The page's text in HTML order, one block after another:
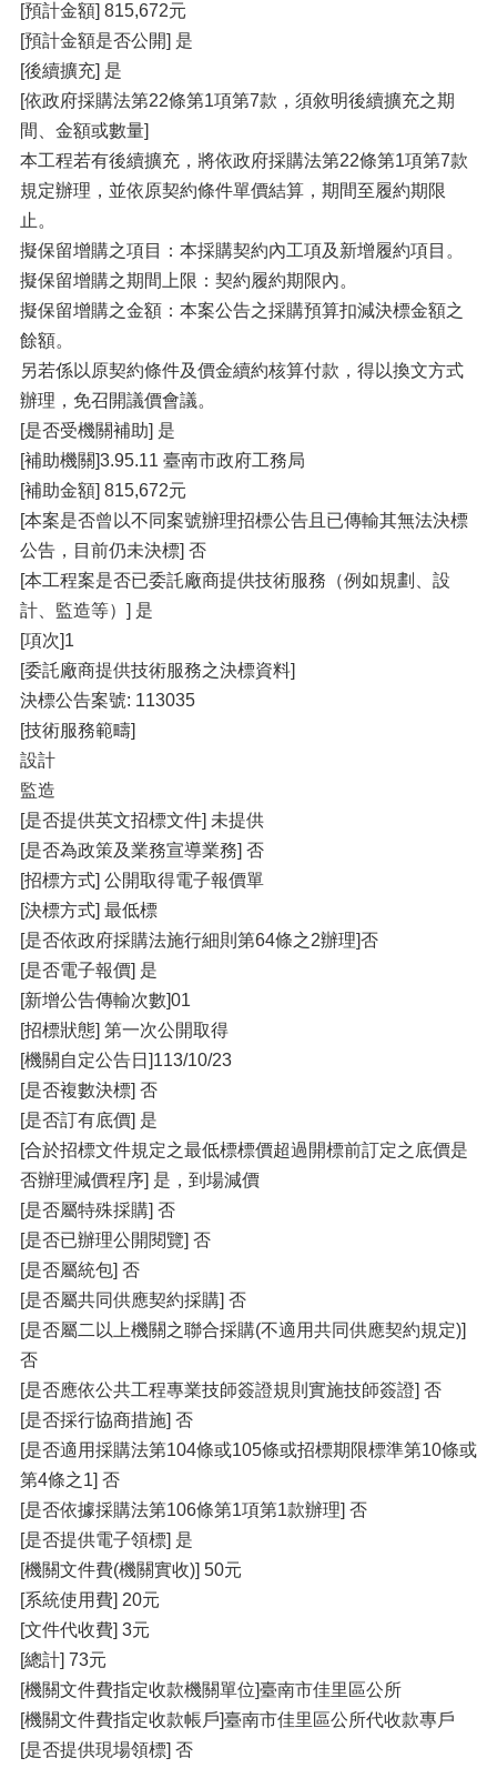
[預計金額] 815,672元
[預計金額是否公開] 是
[後續擴充] 是
[依政府採購法第22條第1項第7款，須敘明後續擴充之期
間、金額或數量]
本工程若有後續擴充，將依政府採購法第22條第1項第7款
規定辦理，並依原契約條件單價結算，期間至履約期限
止。
擬保留增購之項目：本採購契約內工項及新增履約項目。
擬保留增購之期間上限：契約履約期限內。
擬保留增購之金額：本案公告之採購預算扣減決標金額之
餘額。
另若係以原契約條件及價金續約核算付款，得以換文方式
辦理，免召開議價會議。
[是否受機關補助] 是
[補助機關]3.95.11 臺南市政府工務局
[補助金額] 815,672元
[本案是否曾以不同案號辦理招標公告且已傳輸其無法決標
公告，目前仍未決標] 否
[本工程案是否已委託廠商提供技術服務（例如規劃、設
計、監造等）] 是
[項次]1
[委託廠商提供技術服務之決標資料]
決標公告案號: 113035
[技術服務範疇]
設計
監造
[是否提供英文招標文件] 未提供
[是否為政策及業務宣導業務] 否
[招標方式] 公開取得電子報價單
[決標方式] 最低標
[是否依政府採購法施行細則第64條之2辦理]否
[是否電子報價] 是
[新增公告傳輸次數]01
[招標狀態] 第一次公開取得
[機關自定公告日]113/10/23
[是否複數決標] 否
[是否訂有底價] 是
[合於招標文件規定之最低標標價超過開標前訂定之底價是
否辦理減價程序] 是，到場減價
[是否屬特殊採購] 否
[是否已辦理公開閱覽] 否
[是否屬統包] 否
[是否屬共同供應契約採購] 否
[是否屬二以上機關之聯合採購(不適用共同供應契約規定)]
否
[是否應依公共工程專業技師簽證規則實施技師簽證] 否
[是否採行協商措施] 否
[是否適用採購法第104條或105條或招標期限標準第10條或
第4條之1] 否
[是否依據採購法第106條第1項第1款辦理] 否
[是否提供電子領標] 是
[機關文件費(機關實收)] 50元
[系統使用費] 20元
[文件代收費] 3元
[總計] 73元
[機關文件費指定收款機關單位]臺南市佳里區公所
[機關文件費指定收款帳戶]臺南市佳里區公所代收款專戶
[是否提供現場領標] 否